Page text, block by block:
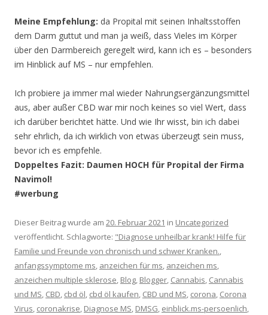
Meine Empfehlung: da Propital mit seinen Inhaltsstoffen
dem Darm guttut und man ja weiß, dass Vieles im Körper
über den Darmbereich geregelt wird, kann ich es – besonders
im Hinblick auf MS – nur empfehlen.
Ich probiere ja immer mal wieder Nahrungsergänzungsmittel
aus, aber außer CBD war mir noch keines so viel Wert, dass
ich darüber berichtet hätte. Und wie Ihr wisst, bin ich dabei
sehr ehrlich, da ich wirklich von etwas überzeugt sein muss,
bevor ich es empfehle.
Doppeltes Fazit: Daumen HOCH für Propital der Firma
Navimol!
#werbung
Dieser Beitrag wurde am 20. Februar 2021 in Uncategorized
veröffentlicht. Schlagworte: "Diagnose unheilbar krank! Hilfe für
Familie und Freunde von chronisch und schwer Kranken.,
anfangssymptome ms, anzeichen für ms, anzeichen ms,
anzeichen multiple sklerose, Blog, Blogger, Cannabis, Cannabis
und MS, CBD, cbd öl, cbd öl kaufen, CBD und MS, corona, Corona
Virus, coronakrise, Diagnose MS, DMSG, einblick.ms-persoenlich,